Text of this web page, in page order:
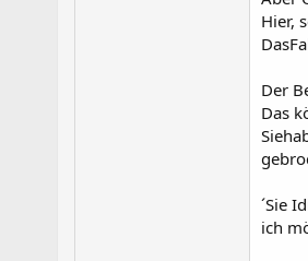
Hier,
Der
Das
´Sie
ich